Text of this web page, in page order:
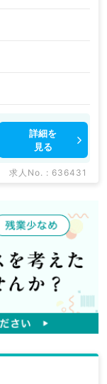
詳細を
見る
求人No. : 636431